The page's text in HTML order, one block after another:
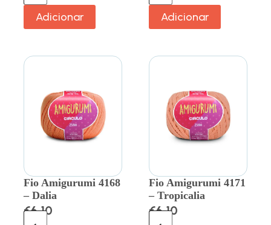
Adicionar Adicionar
Fio Amigurumi 4168
– Dalia
€6.10
Fio Amigurumi 4171
– Tropicalia
€6.10